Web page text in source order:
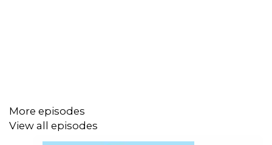
More episodes
View all episodes